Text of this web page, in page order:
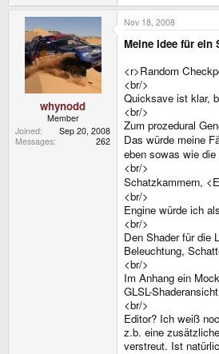
whynodd
Member
Joined
Sep 20, 2008
Messages
262
Nov 18, 2008
Meine Idee für ein
<r>Random
<br/>
Quicksave ist klar,
<br/>
Zum prozedural
Das würde meine
eben sowas wie
<br/>
Schatzkammern,
<br/>
Engine würde ich
<br/>
Den Shader für die
Beleuchtung,
<br/>
Im Anhang ein
GLSL-
<br/>
Editor? Ich weiß
z.b. eine
verstreut. Ist